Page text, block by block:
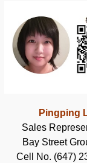
Pingping
Sales
Bay Street
Cell No. (647)